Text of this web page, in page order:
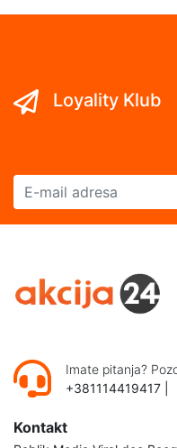
Loyality Klub
E-mail adresa
Imate pitanja?
+381114419417
Kontakt